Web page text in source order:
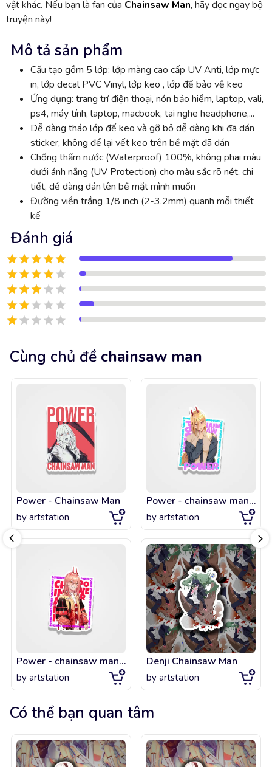
vật khác. Nếu bạn là fan của Chainsaw Man, hãy đọc ngay bộ
truyện này!
Mô tả sản phẩm
Cấu tạo gồm 5 lớp: lớp màng cao cấp UV Anti, lớp mực
in, lớp decal PVC Vinyl, lớp keo , lớp đế bảo vệ keo
Ứng dụng: trang trí điện thoại, nón bảo hiểm, laptop, vali,
ps4, máy tính, laptop, macbook, tai nghe headphone,...
Dễ dàng tháo lớp đế keo và gỡ bỏ dễ dàng khi đã dán
sticker, không để lại vết keo trên bề mặt đã dán
Chống thấm nước (Waterproof) 100%, không phai màu
dưới ánh nắng (UV Protection) cho màu sắc rõ nét, chi
tiết, dễ dàng dán lên bề mặt mình muốn
Đường viền trắng 1/8 inch (2-3.2mm) quanh mỗi thiết
kế
Đánh giá
Cùng chủ đề chainsaw man
Power - Chainsaw Man
by artstation
Power - chainsaw man manga
by artstation
Power - chainsaw man manga 2021
by artstation
Denji Chainsaw Man
by artstation
Có thể bạn quan tâm